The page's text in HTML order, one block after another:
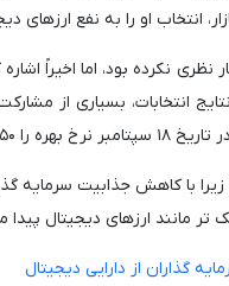
انتخاب او را به نفع ارزهای
دیجیتال تا پیش از تاریخ ۲۲ سپتامبر اظهار
انتخابات، بسیاری از
کاهش داد.
با کاهش جذابیت سرمایه
مانند ارزهای دیجیتال پیدا
گذاران از دارایی دیجیتال